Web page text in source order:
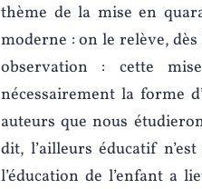
thème de la mise en
moderne : on le relève, dès
observation : cette
nécessairement la forme
auteurs que nous
dit, l’ailleurs éducatif
l’éducation de l’enfant a